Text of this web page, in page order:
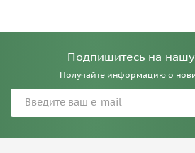
Подпишитесь на
Получайте информацию о